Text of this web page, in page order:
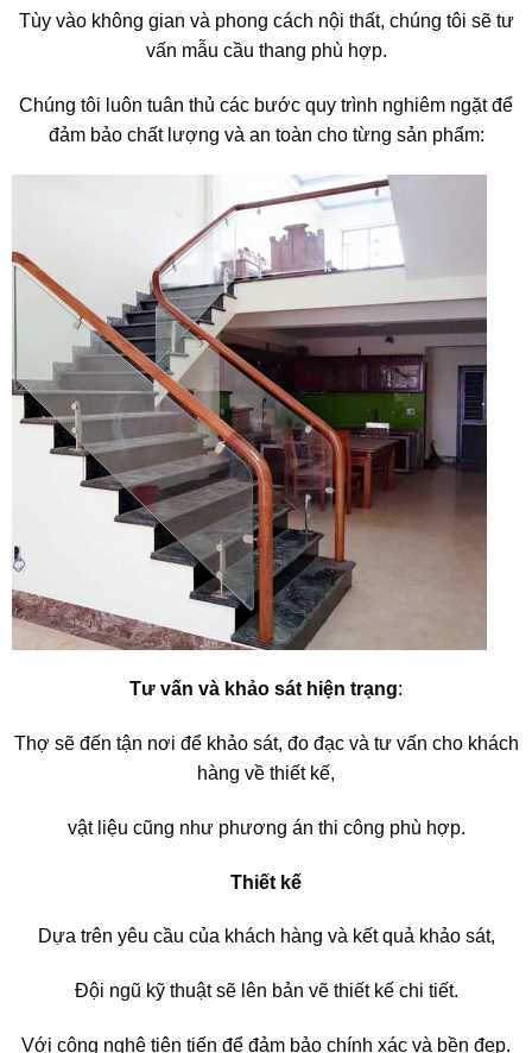
Tùy vào không gian và phong cách nội thất, chúng tôi sẽ tư
vấn mẫu cầu thang phù hợp.
Chúng tôi luôn tuân thủ các bước quy trình nghiêm ngặt để
đảm bảo chất lượng và an toàn cho từng sản phẩm:
Tư vấn và khảo sát hiện trạng:
Thợ sẽ đến tận nơi để khảo sát, đo đạc và tư vấn cho khách
hàng về thiết kế,
vật liệu cũng như phương án thi công phù hợp.
Thiết kế
Dựa trên yêu cầu của khách hàng và kết quả khảo sát,
Đội ngũ kỹ thuật sẽ lên bản vẽ thiết kế chi tiết.
Với công nghệ tiên tiến để đảm bảo chính xác và bền đẹp.